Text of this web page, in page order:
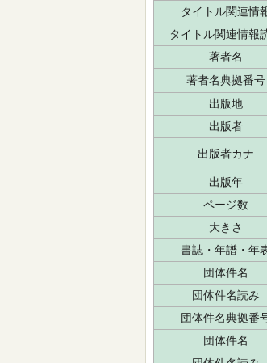
タイトル関連情
タイトル関連情報
著者名
著者名典拠番号
出版地
出版者
出版者カナ
出版年
ページ数
大きさ
書誌・年譜・年
団体件名
団体件名読み
団体件名典拠番
団体件名